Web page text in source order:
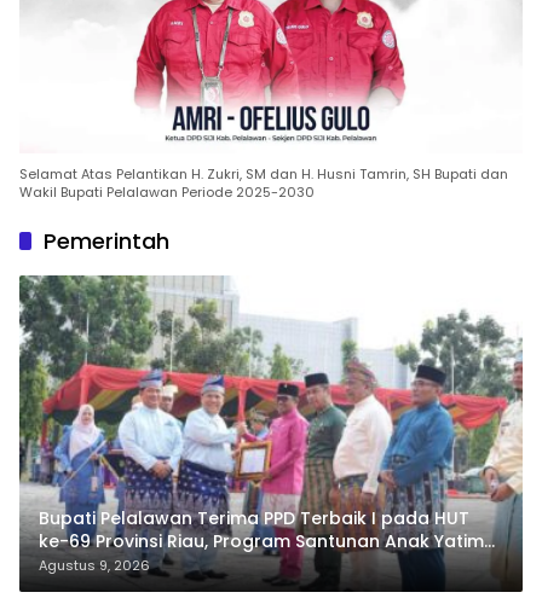
Selamat Atas Pelantikan H. Zukri, SM dan H. Husni Tamrin, SH Bupati dan
Wakil Bupati Pelalawan Periode 2025-2030
Pemerintah
Bupati Pelalawan Terima PPD Terbaik I pada HUT
ke-69 Provinsi Riau, Program Santunan Anak Yatim
Jadi Sorotan
Agustus 9, 2026